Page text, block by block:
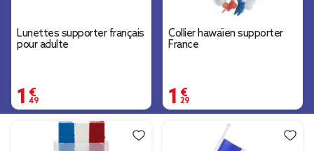
Lunettes supporter français
pour adulte
1,49 €
Collier hawaïen supporter
France
1,29 €